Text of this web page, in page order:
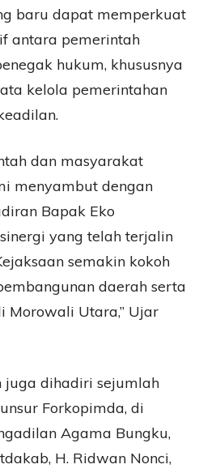
baru dapat memperkuat
antara pemerintah
hukum, khususnya
kelola pemerintahan
dan masyarakat
menyambut dengan
Bapak Eko
yang telah terjalin
semakin kokoh
daerah serta
Morowali Utara,” Ujar
juga dihadiri sejumlah
Forkopimda, di
Agama Bungku,
H. Ridwan Nonci,